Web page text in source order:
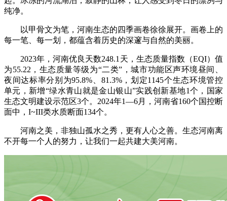
纯净。
以甲骨文为笔，河南生态的四季画卷徐徐展开。画卷上的
每一笔、每一划，都蕴含着历史的深邃与自然的美丽。
2023年，河南优良天数248.1天，生态质量指数（EQI）值
为55.22，生态质量等级为“二类”，城市功能区声环境昼间、
夜间达标率分别为95.8%、81.3%，划定1145个生态环境管控
单元，新增“绿水青山就是金山银山”实践创新基地1个，国家
生态文明建设示范区3个。2024年1—6月，河南省160个国控断
面中，I~III类水质断面134个。
河南之美，非独山孤水之秀，更有人心之善。生态河南离
不开每一个人的努力，让我们一起共建大美河南。